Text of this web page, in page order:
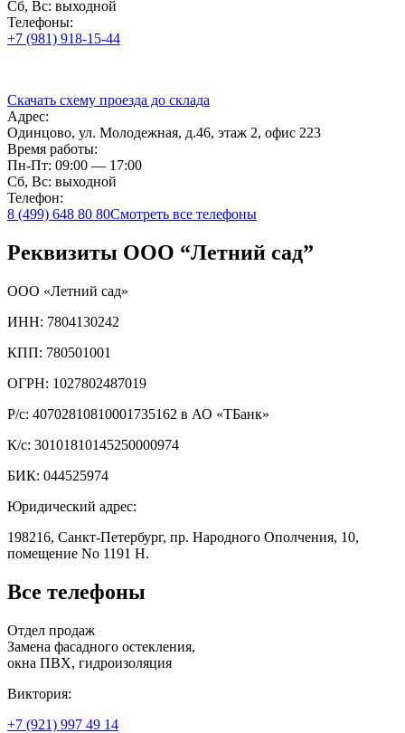
Сб, Вс: выходной
Телефоны:
+7 (981) 918-15-44
Скачать схему проезда до склада
Адрес:
Одинцово, ул. Молодежная, д.46, этаж 2, офис 223
Время работы:
Пн-Пт: 09:00 — 17:00
Сб, Вс: выходной
Телефон:
8 (499) 648 80 80Смотреть все телефоны
Реквизиты ООО “Летний сад”
ООО «Летний сад»
ИНН: 7804130242
КПП: 780501001
ОГРН: 1027802487019
Р/с: 40702810810001735162 в АО «ТБанк»
К/с: 30101810145250000974
БИК: 044525974
Юридический адрес:
198216, Санкт-Петербург, пр. Народного Ополчения, 10,
помещение No 1191 Н.
Все телефоны
Отдел продаж
Замена фасадного остекления,
окна ПВХ, гидроизоляция
Виктория:
+7 (921) 997 49 14